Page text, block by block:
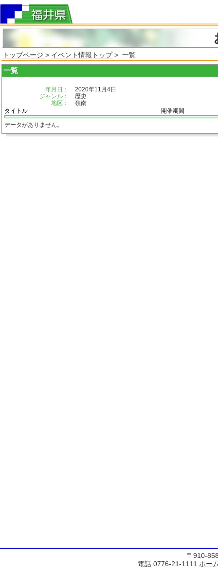
トップページ > イベント情報トップ> 一覧
一覧
年月日：
2020年11月4日
ジャンル：
歴史
地区：
嶺南
タイトル
開催期間
データがありません。
〒910-
電話:0776-21-1111 ホー